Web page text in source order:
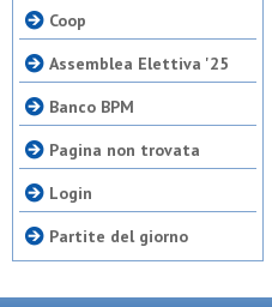
Coop
Assemblea Elettiva '25
Banco BPM
Pagina non trovata
Login
Partite del giorno